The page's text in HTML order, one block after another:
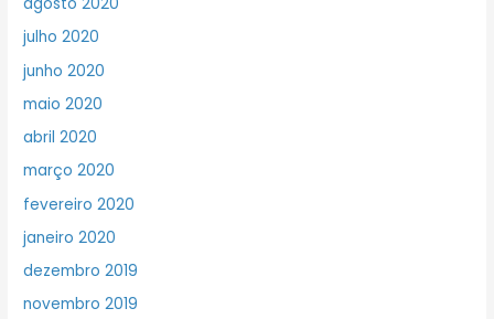
julho 2020
junho 2020
maio 2020
abril 2020
março 2020
fevereiro 2020
janeiro 2020
dezembro 2019
novembro 2019